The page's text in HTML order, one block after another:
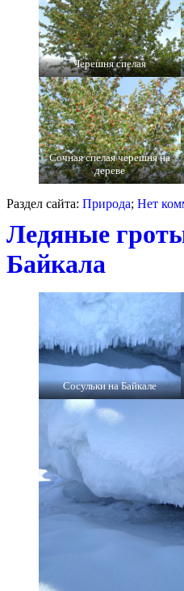
Черешня спелая
Сочная спелая черешня на
дереве
Раздел сайта: Природа; Нет
Ледяные
Байкала
Сосульки на Байкале